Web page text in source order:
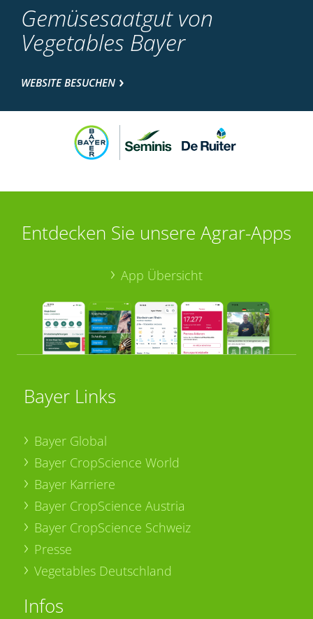
Gemüsesaatgut von
Vegetables Bayer
WEBSITE BESUCHEN
Entdecken Sie unsere Agrar-Apps
App Übersicht
Bayer Links
Bayer Global
Bayer CropScience World
Bayer Karriere
Bayer CropScience Austria
Bayer CropScience Schweiz
Presse
Vegetables Deutschland
Infos